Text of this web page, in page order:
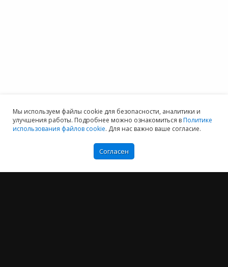
Мы используем файлы cookie для безопасности, аналитики и
улучшения работы. Подробнее можно ознакомиться вПолитике
использования файлов cookie. Для нас важно ваше согласие.
Согласен